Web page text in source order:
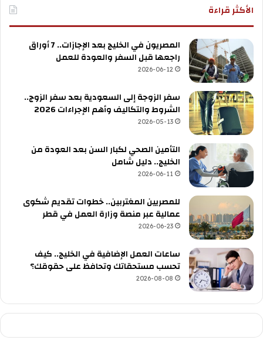
الأكثر قراءة
المصريون في الخليج بعد الإجازات.. 7 أوراق
راجعها قبل السفر والعودة للعمل
2026-06-12
سفر الزوجة إلى السعودية بعد سفر الزوج..
الشروط والتكاليف وأهم الإجراءات 2026
2026-05-13
التأمين الصحي لكبار السن بعد العودة من
الخليج.. دليل شامل
2026-06-11
للمصريين المغتربين.. خطوات تقديم شكوى
عمالية عبر منصة وزارة العمل في قطر
2026-06-23
ساعات العمل الإضافية في الخليج.. كيف
تحسب مستحقاتك وتحافظ على حقوقك؟
2026-08-08